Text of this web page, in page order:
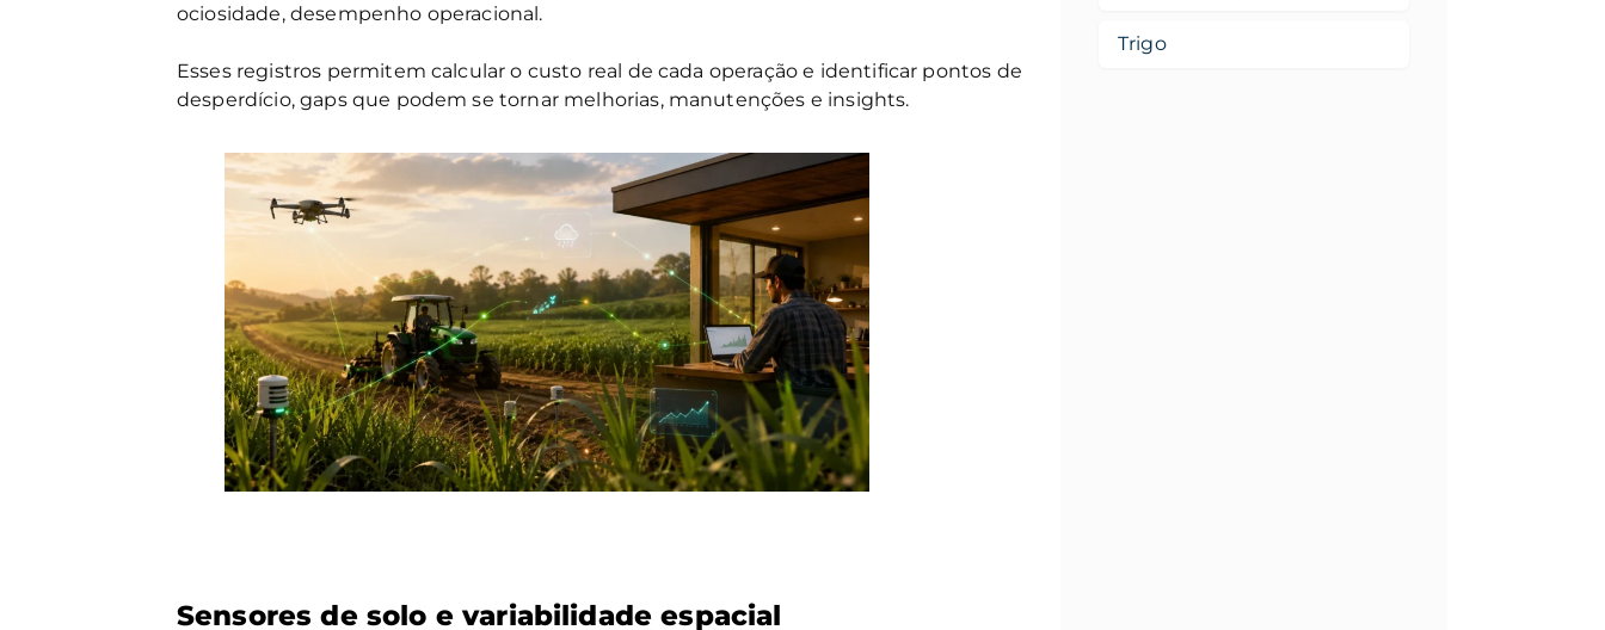
ociosidade, desempenho operacional.
Esses registros permitem calcular o custo real de cada operação e identificar pontos de
desperdício, gaps que podem se tornar melhorias, manutenções e insights.
Sensores de solo e variabilidade espacial
Trigo